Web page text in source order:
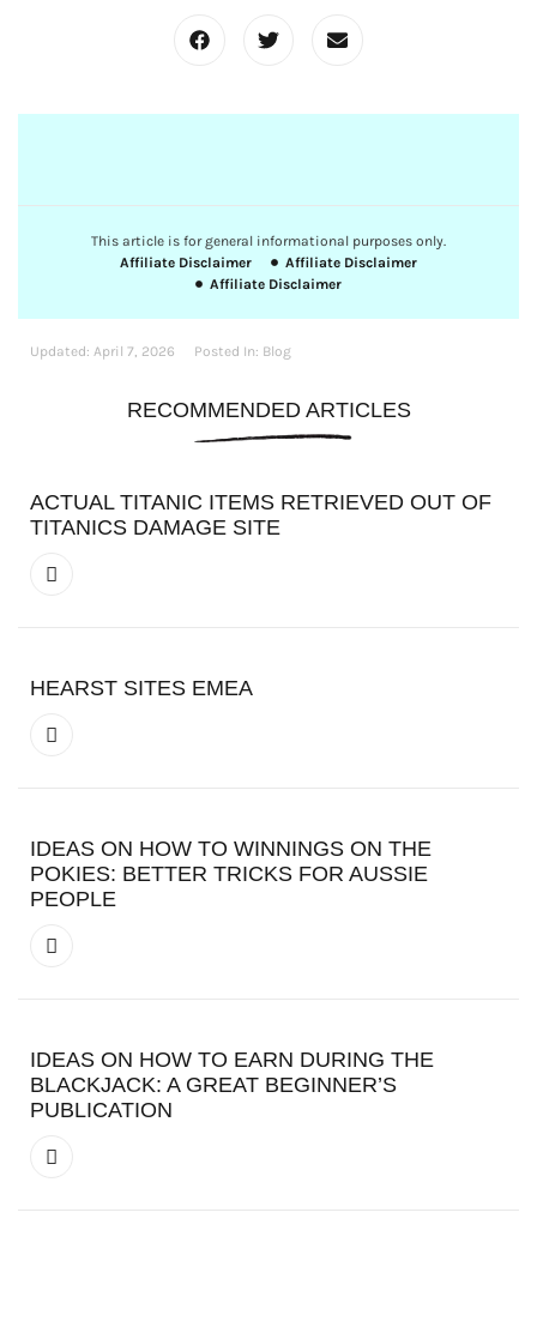
This article is for general informational purposes only.
Affiliate Disclaimer
Affiliate Disclaimer
Affiliate Disclaimer
Updated: April 7, 2026 Posted In: Blog
RECOMMENDED ARTICLES
ACTUAL TITANIC ITEMS RETRIEVED OUT OF
TITANICS DAMAGE SITE
HEARST SITES EMEA
IDEAS ON HOW TO WINNINGS ON THE
POKIES: BETTER TRICKS FOR AUSSIE
PEOPLE
IDEAS ON HOW TO EARN DURING THE
BLACKJACK: A GREAT BEGINNER’S
PUBLICATION